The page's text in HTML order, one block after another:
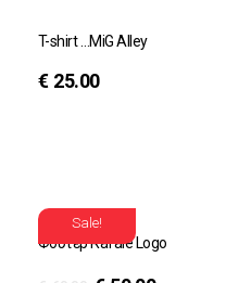
T-shirt …MiG Alley
€ 25.00
Sale!
Φούτερ Rafale Logo